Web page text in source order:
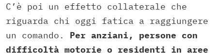
C’è poi un effetto collaterale che
riguarda chi oggi fatica a raggiungere
un comando. Per anziani, persone con
difficoltà motorie o residenti in aree